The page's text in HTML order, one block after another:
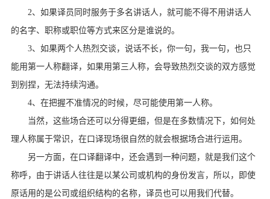
2、如果译员同时服务于多名讲话人，就可能不得不用讲话人
的名字、职称或职位等方式来区分是谁说的。
3、如果两个人热烈交谈，说话不长，你一句，我一句，也只
能用第一人称翻译，如果用第三人称，会导致热烈交谈的双方感觉
到别捏，无法持续沟通。
4、在把握不准情况的时候，尽可能使用第一人称。
当然，这些场合还可以分得更细，但是在多数情况下，如何处
理人称属于常识，在口译现场很自然的就会根据场合进行运用。
另一方面，在口译翻译中，还会遇到一种问题，就是我们这个
称呼，由于讲话人往往是以某公司或机构的身份发言，所以，即使
原话用的是公司或组织结构的名称，译员也可以用我们代替。